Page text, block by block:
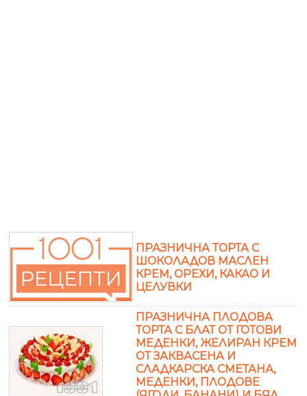
ПРАЗНИЧНА ТОРТА С
ШОКОЛАДОВ МАСЛЕН
КРЕМ, ОРЕХИ, КАКАО И
ЦЕЛУВКИ
ПРАЗНИЧНА ПЛОДОВА
ТОРТА С БЛАТ ОТ ГОТОВИ
МЕДЕНКИ, ЖЕЛИРАН КРЕМ
ОТ ЗАКВАСЕНА И
СЛАДКАРСКА СМЕТАНА,
МЕДЕНКИ, ПЛОДОВЕ